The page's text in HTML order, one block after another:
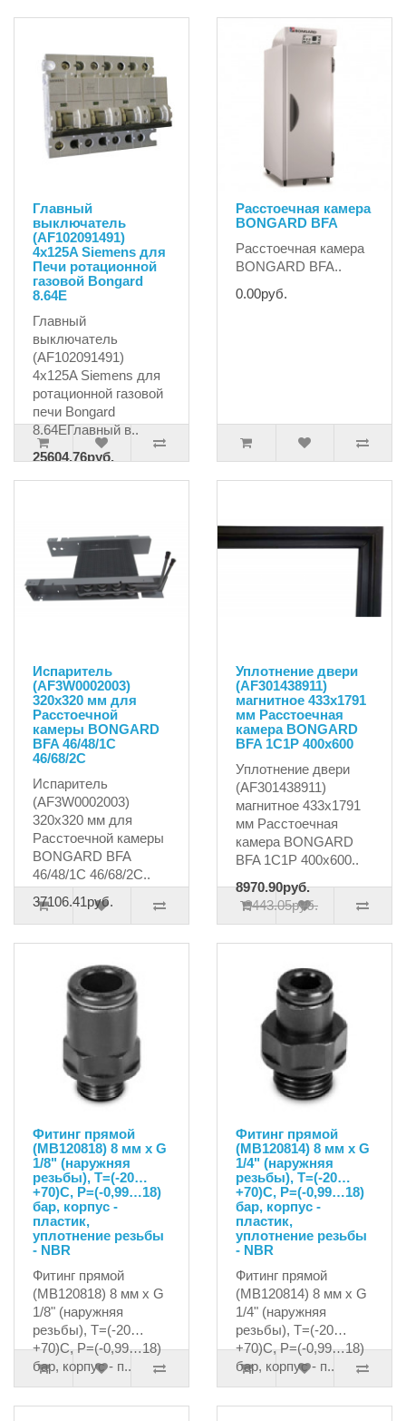
Главный
выключатель
(AF102091491)
4x125A Siemens для
Печи ротационной
газовой Bongard
8.64E
Главный
выключатель
(AF102091491)
4x125A Siemens для
ротационной газовой
печи Bongard
8.64EГлавный в..
25604.76руб.
Расстоечная камера
BONGARD BFA
Расстоечная камера
BONGARD BFA..
0.00руб.
Испаритель
(AF3W0002003)
320х320 мм для
Расстоечной
камеры BONGARD
BFA 46/48/1C
46/68/2C
Испаритель
(AF3W0002003)
320х320 мм для
Расстоечной камеры
BONGARD BFA
46/48/1C 46/68/2C..
37106.41руб.
Уплотнение двери
(AF301438911)
магнитное 433x1791
мм Расстоечная
камера BONGARD
BFA 1C1P 400x600
Уплотнение двери
(AF301438911)
магнитное 433x1791
мм Расстоечная
камера BONGARD
BFA 1C1P 400x600..
8970.90руб.
9443.05руб.
Фитинг прямой
(MB120818) 8 мм х G
1/8" (наружняя
резьбы), T=(-20…
+70)C, P=(-0,99…18)
бар, корпус -
пластик,
уплотнение резьбы
- NBR
Фитинг прямой
(MB120818) 8 мм х G
1/8" (наружняя
резьбы), T=(-20…
+70)C, P=(-0,99…18)
бар, корпус - п..
Фитинг прямой
(MB120814) 8 мм х G
1/4" (наружняя
резьбы), T=(-20…
+70)C, P=(-0,99…18)
бар, корпус -
пластик,
уплотнение резьбы
- NBR
Фитинг прямой
(MB120814) 8 мм х G
1/4" (наружняя
резьбы), T=(-20…
+70)C, P=(-0,99…18)
бар, корпус - п..